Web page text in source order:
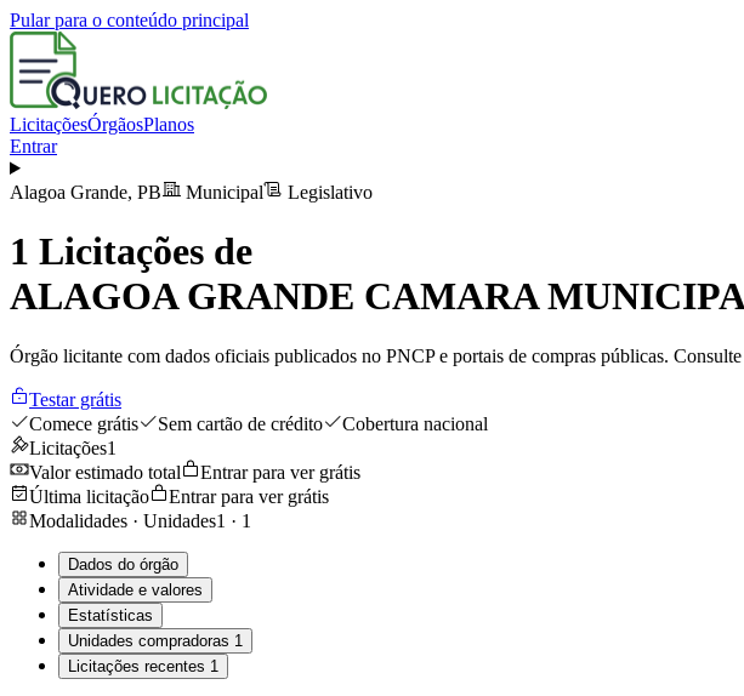
Pular para o conteúdo principal
LicitaçõesÓrgãosPlanos
Entrar
Alagoa Grande, PB Municipal Legislativo
1 Licitações de
ALAGOA GRANDE CAMARA
Órgão licitante com dados oficiais publicados no PNCP e portais de compras públicas.
Testar grátis
Comece grátis
Sem cartão de crédito
Cobertura nacional
Licitações1
Valor estimado total
Entrar para ver grátis
Última licitação
Entrar para ver grátis
Modalidades · Unidades1 · 1
Dados do órgão
Atividade e valores
Estatísticas
Unidades compradoras 1
Licitações recentes 1